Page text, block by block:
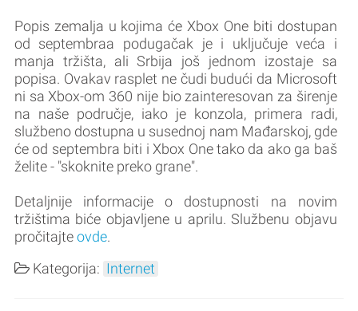
Popis zemalja u kojima će Xbox One biti dostupan
od septembraa podugačak je i uključuje veća i
manja tržišta, ali Srbija još jednom izostaje sa
popisa. Ovakav rasplet ne čudi budući da Microsoft
ni sa Xbox-om 360 nije bio zainteresovan za širenje
na naše područje, iako je konzola, primera radi,
službeno dostupna u susednoj nam Mađarskoj, gde
će od septembra biti i Xbox One tako da ako ga baš
želite - "skoknite preko grane".
Detaljnije informacije o dostupnosti na novim
tržištima biće objavljene u aprilu. Službenu objavu
pročitajteovde.
Kategorija: Internet